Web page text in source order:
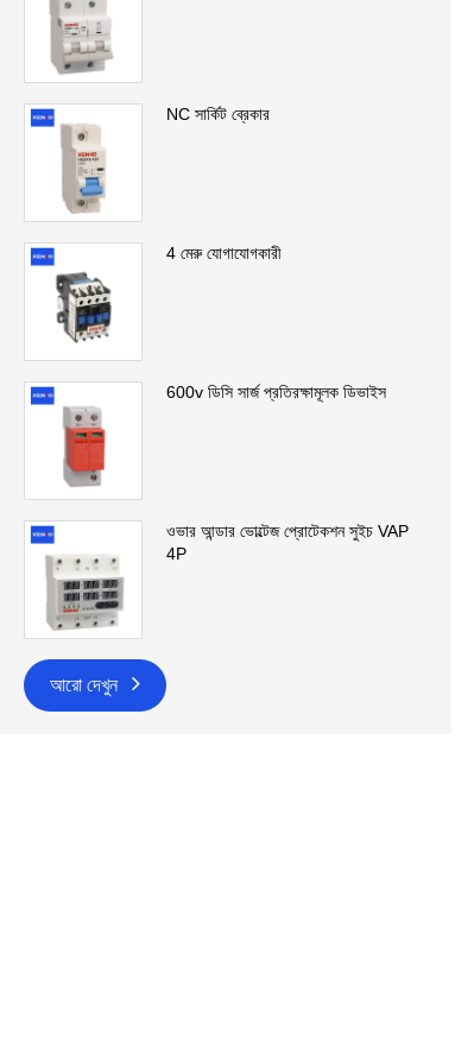
NC সার্কিট ব্রেকার
4 মেরু যোগাযোগকারী
600v ডিসি সার্জ প্রতিরক্ষামূলক ডিভাইস
ওভার আন্ডার ভোল্টেজ প্রোটেকশন সুইচ VAP
4P
আরো দেখুন